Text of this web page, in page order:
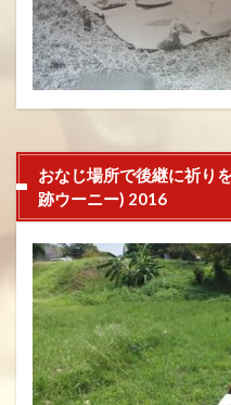
おなじ場所で後継に祈り
跡ウーニー) 2016